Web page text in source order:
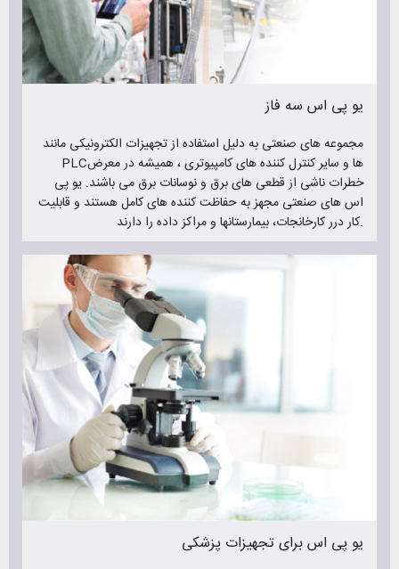
البته در کنار فروش یو پی اس، رایانیکس در زمینه فروش باتری یو
پی اس نیز فعالیت دارد و شما میتوانید برای خرید یو پی اس و
باتری یو پی اس به ما مراجعه کنید.
مزایای ویژه خرید یو پی اس و باتری یو پی اس از رایانیکس :
خدمات پس از فروش عالی
گارانتی محصولات فروخته شده
فروش یو پی اس های برندهای مطرح و نام آشنا
محصولات بسیار باکیفیت
قیمت یو پی اس و باتری یو پی اس مناسب
ارسال به تمام نقاط کشور
فروش انواع یو پی اس های تکفاز و سه فاز
یو پی اس سه فاز
مجموعه های صنعتی به دلیل استفاده از تجهیزات الکترونیکی مانند
PLCها و سایر کنترل کننده های کامپیوتری ، همیشه در معرض
خطرات ناشی از قطعی های برق و نوسانات برق می باشند. یو پی
اس های صنعتی مجهز به حفاظت کننده های کامل هستند و قابلیت
کار درر کارخانجات، بیمارستانها و مراکز داده را دارند.
یو پی اس برای تجهیزات پزشکی